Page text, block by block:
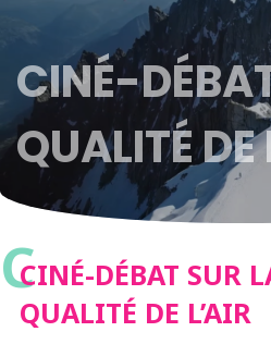
CINÉ-
QUALITÉ DE
CCINÉ-DÉBAT SUR
QUALITÉ DE L’AIR